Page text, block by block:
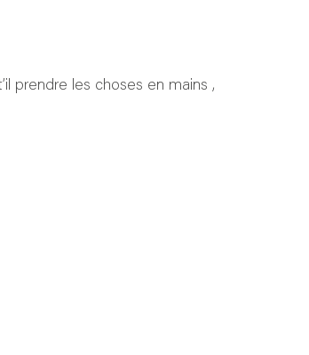
prendre les choses en mains ,